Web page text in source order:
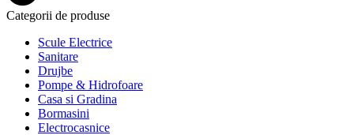
Categorii de produse
Scule Electrice
Sanitare
Drujbe
Pompe & Hidrofoare
Casa si Gradina
Bormasini
Electrocasnice